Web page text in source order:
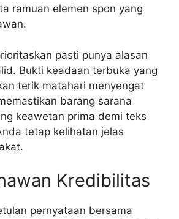
ramuan elemen spon yang
pasti punya alasan
Bukti keadaan terbuka yang
terik matahari menyengat
barang sarana
keawetan prima demi teks
tetap kelihatan jelas
Kredibilitas
pernyataan bersama